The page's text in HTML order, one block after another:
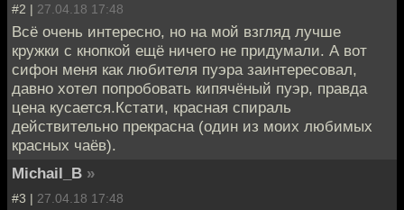
#2 | 27.04.18 17:48
Всё очень интересно, но на мой взгляд лучше
кружки с кнопкой ещё ничего не придумали. А вот
сифон меня как любителя пуэра заинтересовал,
давно хотел попробовать кипячёный пуэр, правда
цена кусается.Кстати, красная спираль
действительно прекрасна (один из моих любимых
красных чаёв).
Michail_B »
#3 | 27.04.18 17:48